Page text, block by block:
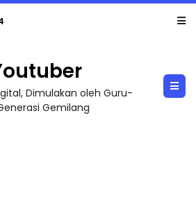
Dimulakan oleh Guru-
Gemilang